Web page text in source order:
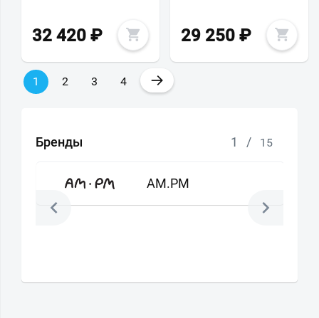
32 420 ₽ 29 250 ₽
1 2 3 4 →
Бренды 1 / 15
AM.PM